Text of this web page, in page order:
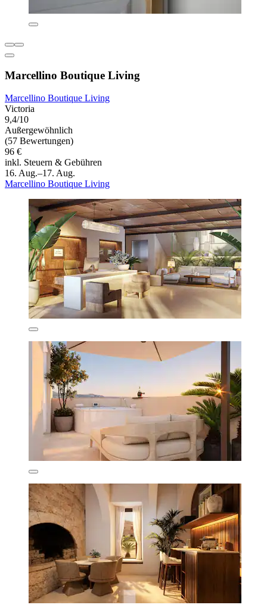
Marcellino Boutique Living
Marcellino Boutique Living
Victoria
9,4/10
Außergewöhnlich
(57 Bewertungen)
96 €
inkl. Steuern & Gebühren
16. Aug.–17. Aug.
Marcellino Boutique Living